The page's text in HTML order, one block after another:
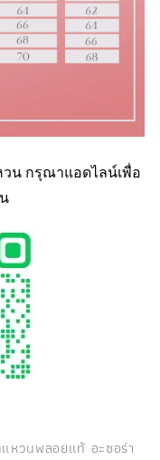
วน กรุณาแอดไลน์เพื่อ
นพลอยแท้ อะซอร่า